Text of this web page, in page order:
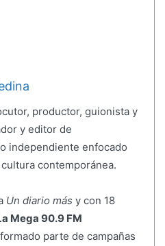
productor, guionista y
y editor de
independiente enfocado
contemporánea.
Un diario más y con 18
Mega 90.9 FM
parte de campañas